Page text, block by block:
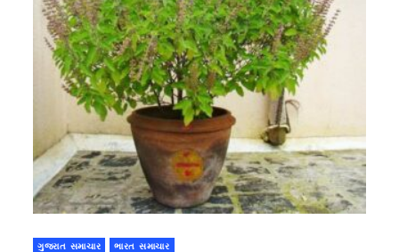
ગુજરાત સમાચાર ભારત સમાચાર